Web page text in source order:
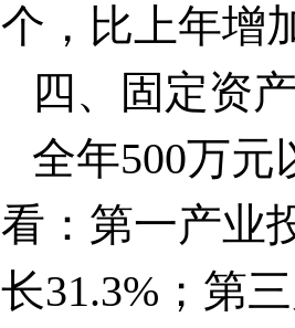
个，比上年增
四、固定资
全年500万元
看：第一产业
长31.3%；第